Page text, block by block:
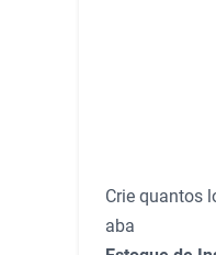
Crie quantos
aba